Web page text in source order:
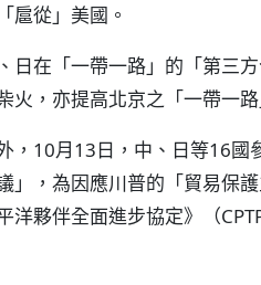
扈從」美國。
日在「一帶一路」的「第三
火，亦提高北京之「一帶一
，10月13日，中、日等16國
」，為因應川普的「貿易保
洋夥伴全面進步協定》（